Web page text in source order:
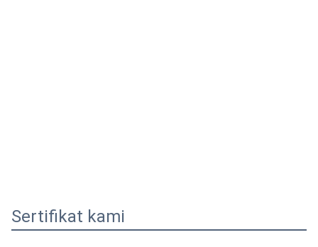
Sertifikat kami